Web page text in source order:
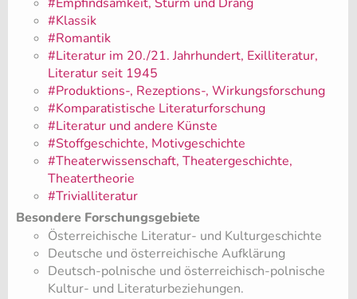
#Klassik
#Romantik
#Literatur im 20./21. Jahrhundert, Exilliteratur,
Literatur seit 1945
#Produktions-, Rezeptions-, Wirkungsforschung
#Komparatistische Literaturforschung
#Literatur und andere Künste
#Stoffgeschichte, Motivgeschichte
#Theaterwissenschaft, Theatergeschichte,
Theatertheorie
#Trivialliteratur
Besondere Forschungsgebiete
Österreichische Literatur- und Kulturgeschichte
Deutsche und österreichische Aufklärung
Deutsch-polnische und österreichisch-polnische
Kultur- und Literaturbeziehungen.